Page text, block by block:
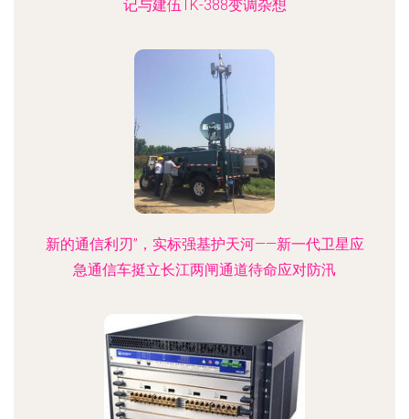
记与建伍TK-388变调杂想
新的通信利刃”，实标强基护天河——新一代卫星应
急通信车挺立长江两闸通道待命应对防汛